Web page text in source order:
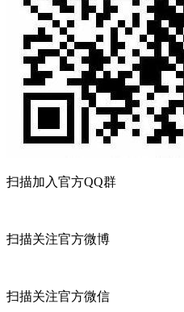
扫描加入官方QQ群
扫描关注官方微博
扫描关注官方微信